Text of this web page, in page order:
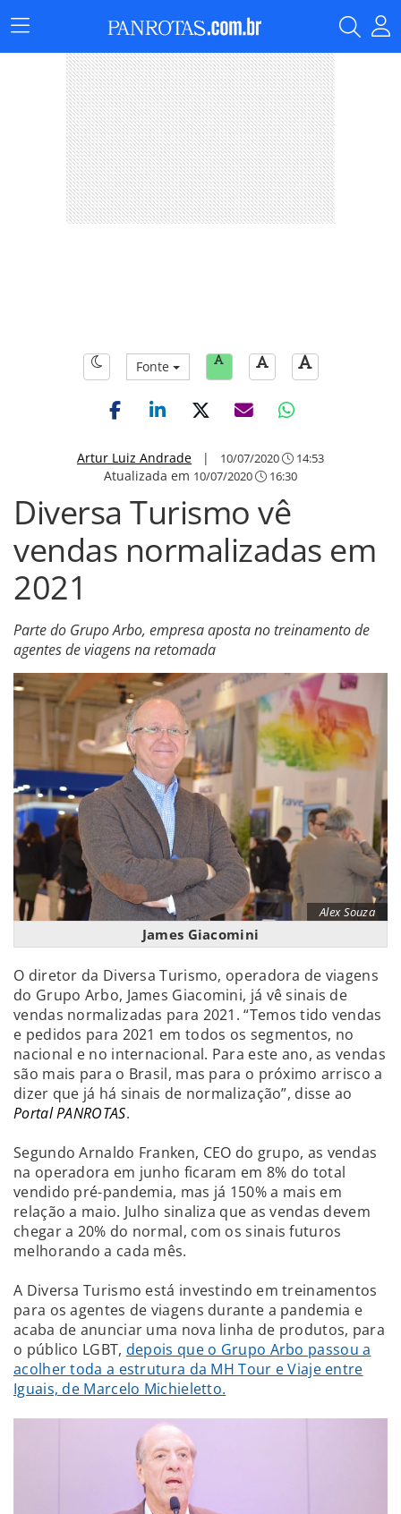
Menu
Principal
Fonte
Artur Luiz Andrade | 10/07/2020 14:53
Atualizada em 10/07/2020 16:30
Diversa Turismo vê
vendas normalizadas em
2021
Parte do Grupo Arbo, empresa aposta no treinamento de
agentes de viagens na retomada
Alex Souza
James Giacomini
O diretor da Diversa Turismo, operadora de viagens
do Grupo Arbo, James Giacomini, já vê sinais de
vendas normalizadas para 2021. “Temos tido vendas
e pedidos para 2021 em todos os segmentos, no
nacional e no internacional. Para este ano, as vendas
são mais para o Brasil, mas para o próximo arrisco a
dizer que já há sinais de normalização”, disse ao
Portal PANROTAS.
Segundo Arnaldo Franken, CEO do grupo, as vendas
na operadora em junho ficaram em 8% do total
vendido pré-pandemia, mas já 150% a mais em
relação a maio. Julho sinaliza que as vendas devem
chegar a 20% do normal, com os sinais futuros
melhorando a cada mês.
A Diversa Turismo está investindo em treinamentos
para os agentes de viagens durante a pandemia e
acaba de anunciar uma nova linha de produtos, para
o público LGBT, depois que o Grupo Arbo passou a
acolher toda a estrutura da MH Tour e Viaje entre
Iguais, de Marcelo Michieletto.